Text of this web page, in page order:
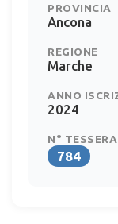
PROVINCIA
Ancona
REGIONE
Marche
ANNO
2024
N° TESSERA
784